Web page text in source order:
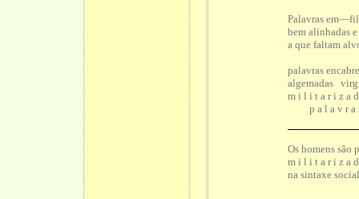
Palavras
bem alinhadas
a que faltam
palavras
algemadas
m i l i t a r i z a
p a l a v r a
Os homens são
m i l i t a r i z a
na sintaxe